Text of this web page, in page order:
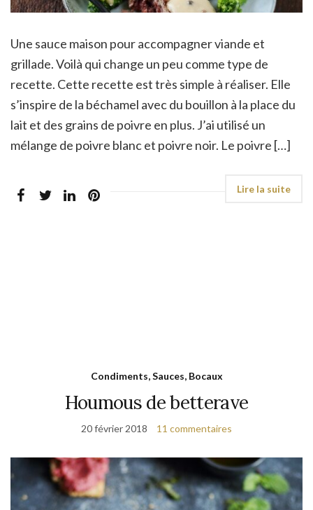
Une sauce maison pour accompagner viande et
grillade. Voilà qui change un peu comme type de
recette. Cette recette est très simple à réaliser. Elle
s’inspire de la béchamel avec du bouillon à la place du
lait et des grains de poivre en plus. J’ai utilisé un
mélange de poivre blanc et poivre noir. Le poivre […]
Condiments, Sauces, Bocaux
Houmous de betterave
20 février 2018 11 commentaires